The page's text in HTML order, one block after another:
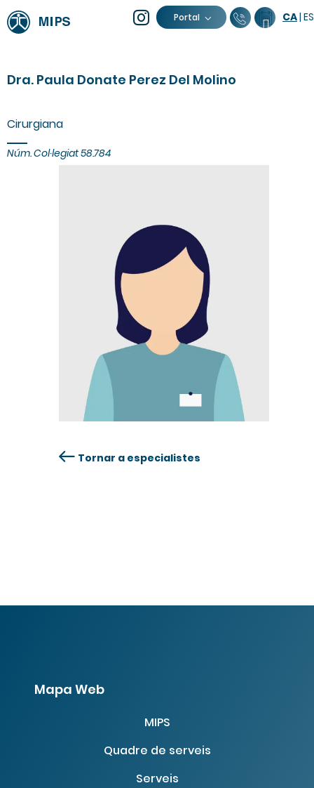
Portal 93 805 04
CA| ES
Dra. Paula Donate Perez Del Molino
Cirurgiana
Núm. Col·legiat 58.784
Tornar a especialistes
Mapa Web
MIPS
Quadre de serveis
Serveis